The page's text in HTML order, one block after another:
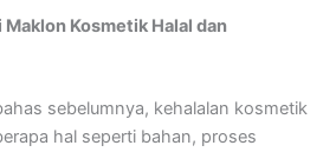
Kosmetik Halal dan
sebelumnya, kehalalan kosmetik
hal seperti bahan, proses